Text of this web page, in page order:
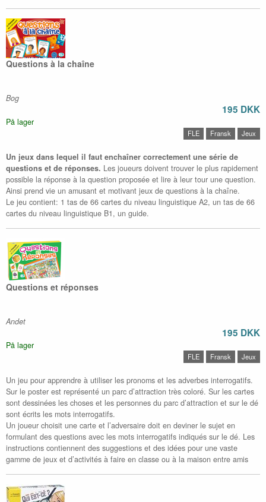
Questions à la chaîne
Bog
195 DKK
På lager
FLE Fransk Jeux
Un jeux dans lequel il faut enchaîner correctement une série de
questions et de réponses. Les joueurs doivent trouver le plus rapidement
possible la réponse à la question proposée et lire à leur tour une question.
Ainsi prend vie un amusant et motivant jeux de questions à la chaîne.
Le jeu contient: 1 tas de 66 cartes du niveau linguistique A2, un tas de 66
cartes du niveau linguistique B1, un guide.
Questions et réponses
Andet
195 DKK
På lager
FLE Fransk Jeux
Un jeu pour apprendre à utiliser les pronoms et les adverbes interrogatifs.
Sur le poster est représenté un parc d’attraction très coloré. Sur les cartes
sont dessinées les choses et les personnes du parc d’attraction et sur le dé
sont écrits les mots interrogatifs.
Un joueur choisit une carte et l’adversaire doit en deviner le sujet en
formulant des questions avec les mots interrogatifs indiqués sur le dé. Les
instructions contiennent des suggestions et des idées pour une vaste
gamme de jeux et d’activités à faire en classe ou à la maison entre amis